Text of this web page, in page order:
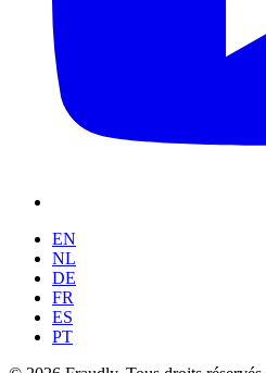
EN
NL
DE
FR
ES
PT